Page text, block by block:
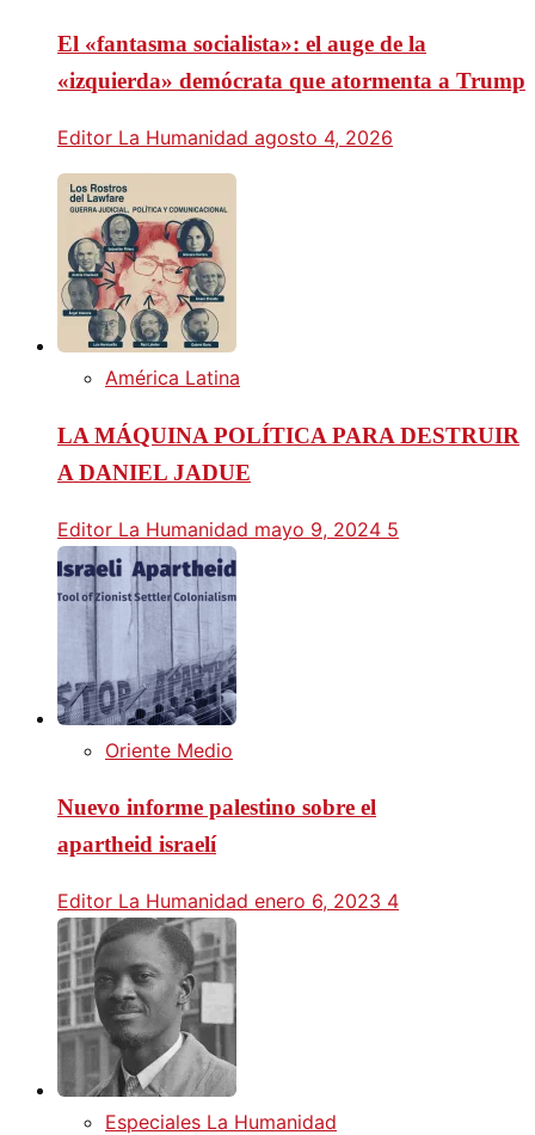
El «fantasma socialista»: el auge de la
«izquierda» demócrata que atormenta a Trump
Editor La Humanidad agosto 4, 2026
América Latina
LA MÁQUINA POLÍTICA PARA DESTRUIR
A DANIEL JADUE
Editor La Humanidad mayo 9, 2024 5
Oriente Medio
Nuevo informe palestino sobre el
apartheid israelí
Editor La Humanidad enero 6, 2023 4
Especiales La Humanidad